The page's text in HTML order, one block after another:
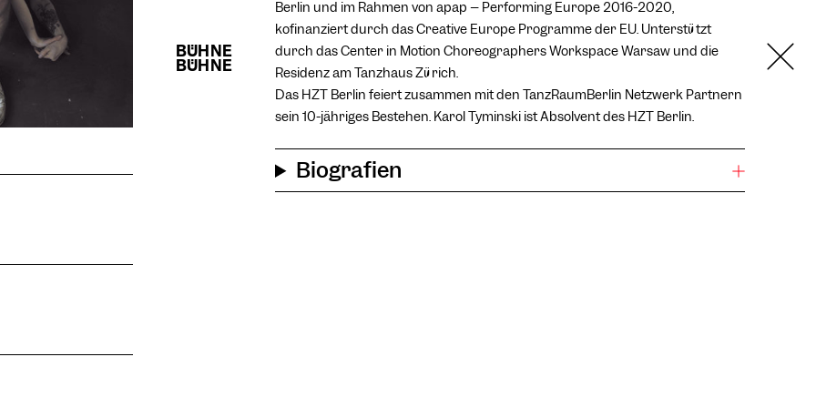
Berlin und im Rahmen von apap – Performing Europe 2016-2020,
kofinanziert durch das Creative Europe Programme der EU. Unterstützt
durch das Center in Motion Choreographers Workspace Warsaw und die
Residenz am Tanzhaus Zürich.
Das HZT Berlin feiert zusammen mit den TanzRaumBerlin Netzwerk Partnern
sein 10-jähriges Bestehen. Karol Tyminski ist Absolvent des HZT Berlin.
Biografien